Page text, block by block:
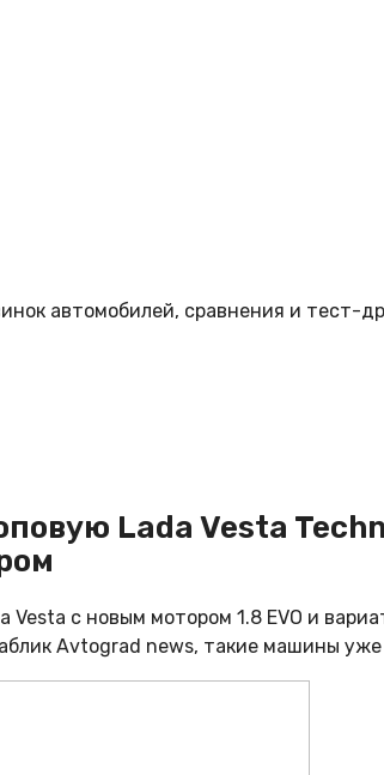
автомобилей, сравнения и тест-
Lada Vesta
Vesta с новым мотором 1.8 EVO и
Avtograd news, такие машины